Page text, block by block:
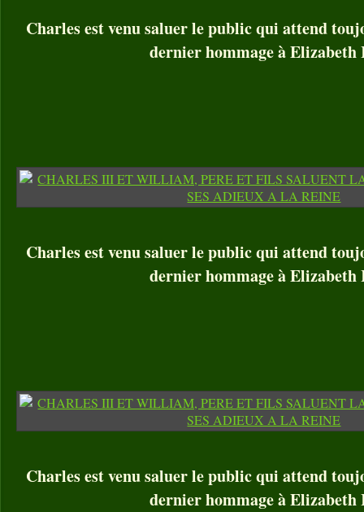
Charles est venu saluer le public qui attend
dernier hommage à
Charles est venu saluer le public qui attend
dernier hommage à
Charles est venu saluer le public qui attend
dernier hommage à